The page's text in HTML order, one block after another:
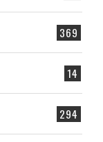
369
14
294